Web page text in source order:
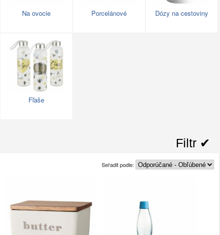
Na ovocie Porcelánové Dózy na cestoviny
Fľaše
Filtr ✔︎
Seřadit podle: